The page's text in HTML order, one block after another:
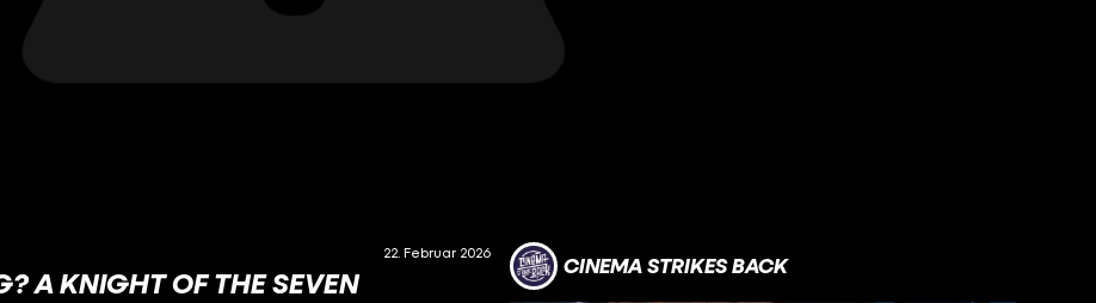
CINEMA STRIKES BACK
22. Februar 2026
A KNIGHT OF THE SEVEN